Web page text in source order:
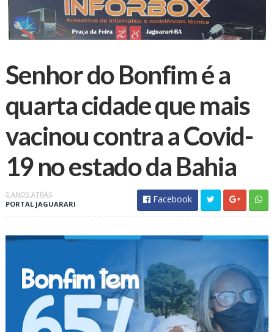
Senhor do Bonfim é a
quarta cidade que mais
vacinou contra a Covid-
19 no estado da Bahia
5 ANOS ATRÁS
PORTAL JAGUARARI
Facebook